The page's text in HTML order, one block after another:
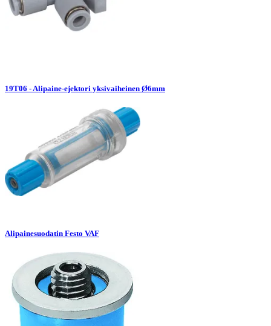
19T06 - Alipaine-ejektori yksivaiheinen Ø6mm
Alipainesuodatin Festo VAF